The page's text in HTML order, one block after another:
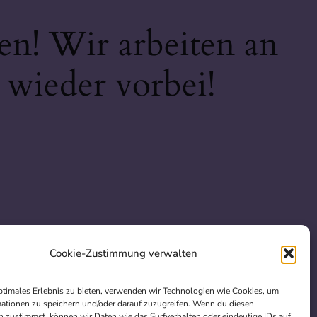
Cookie-Zustimmung verwalten
Erlebnis zu bieten, verwenden wir Technologien wie Cookies, um
zu speichern und/oder darauf zuzugreifen. Wenn du diesen
Wir arbeiten an
vorbei!